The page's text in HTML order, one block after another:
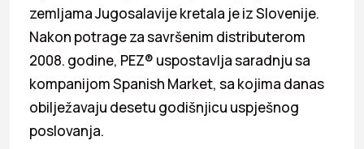
zemljama Jugosalavije kretala je iz Slovenije.
Nakon potrage za savršenim distributerom
2008. godine, PEZ® uspostavlja saradnju sa
kompanijom Spanish Market, sa kojima danas
obilježavaju desetu godišnjicu uspješnog
poslovanja.